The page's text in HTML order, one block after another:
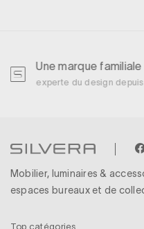
Une marque familiale
experte du design
Mobilier, luminaires &
espaces bureaux et de
Top catégories